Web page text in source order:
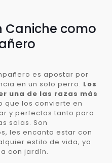
Caniche como
es apostar por
en un solo perro. Los
una de las razas más
que los convierte en
y perfectos tanto para
solas. Son
les encanta estar con
estilo de vida, ya
con jardín.